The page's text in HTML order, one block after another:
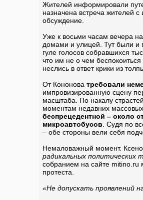
Жителей информировали
назначена встреча жителей
обсуждение.
Уже к восьми часам вечера
домами и улицей. Тут были
гуле голосов собравшихся
что им не о чем
неслись в ответ крики из
От Кононова требовали
импровизированную сцену
масштаба. По накалу
моментам недавних
беспрецедентной – около
микроавтобусов . Судя по
– обе стороны вели себя
Немаловажный момент.
радикальных
собранием на сайте mitino.ru
протеста.
«Не допускать проявлений